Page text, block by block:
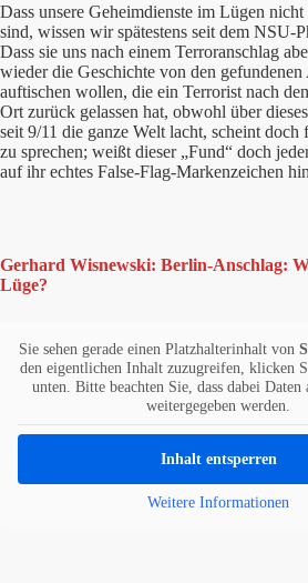
Dass unsere Geheimdienste im Lügen
sind, wissen wir spätestens seit dem NSU-
Dass sie uns nach einem Terroranschlag
wieder die Geschichte von den gefundenen
auftischen wollen, die ein Terrorist nach
Ort zurück gelassen hat, obwohl über
seit 9/11 die ganze Welt lacht, scheint
zu sprechen; weißt dieser „Fund“ doch
auf ihr echtes False-Flag-Markenzeichen
Gerhard Wisnewski: Berlin-Anschlag:
Lüge?
Sie sehen gerade einen Platzhalterinhalt von
den eigentlichen Inhalt zuzugreifen, klicken
unten. Bitte beachten Sie, dass dabei
weitergegeben werden.
Inhalt entsperren
Weitere Informationen